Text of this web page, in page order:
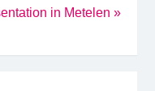
in Metelen »